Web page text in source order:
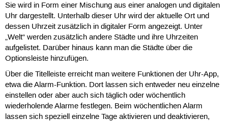
Sie wird in Form einer Mischung aus einer analogen und digitalen
Uhr dargestellt. Unterhalb dieser Uhr wird der aktuelle Ort und
dessen Uhrzeit zusätzlich in digitaler Form angezeigt. Unter
„Welt“ werden zusätzlich andere Städte und ihre Uhrzeiten
aufgelistet. Darüber hinaus kann man die Städte über die
Optionsleiste hinzufügen.
Über die Titelleiste erreicht man weitere Funktionen der Uhr-App,
etwa die Alarm-Funktion. Dort lassen sich entweder neu einzelne
einstellen oder aber auch sich täglich oder wöchentlich
wiederholende Alarme festlegen. Beim wöchentlichen Alarm
lassen sich speziell einzelne Tage aktivieren und deaktivieren,